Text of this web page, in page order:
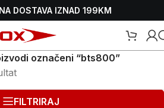
DOSTAVA IZNAD 199KM
označeni “bts800”
FILTRIRAJ